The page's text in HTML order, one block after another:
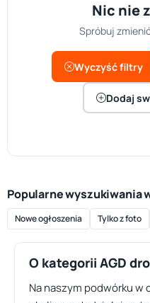
Nic nie
Spróbuj
Wyczyść filtry
Dodaj
Popularne wyszukiwania
Nowe ogłoszenia Tylko z foto
O kategorii AGD
Na naszym podwórku w